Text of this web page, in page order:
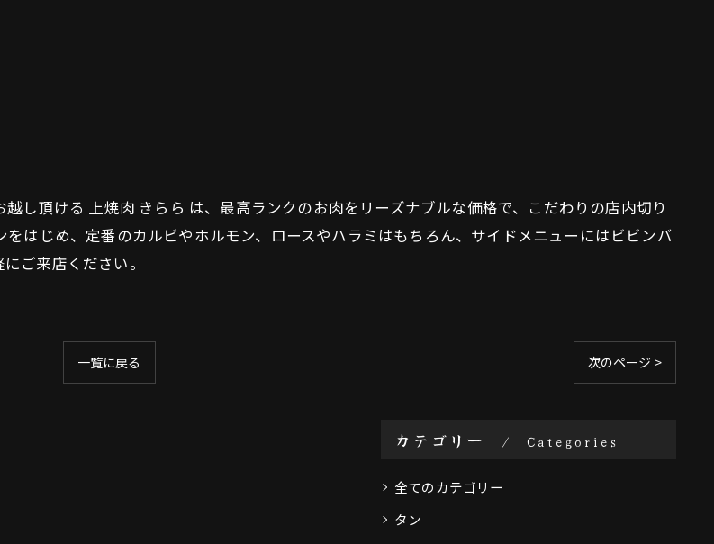
し頂ける 上焼肉 きらら は、最高ランクのお肉をリーズナブルな価格で、こだわりの店内切り
はじめ、定番のカルビやホルモン、ロースやハラミはもちろん、サイドメニューにはビビンバ
ご来店ください。
一覧に戻る 次のページ >
カテゴリー Categories
全てのカテゴリー
タン